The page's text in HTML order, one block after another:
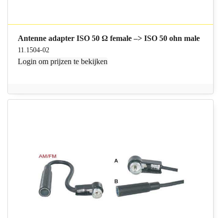
Antenne adapter ISO 50 Ω female –> ISO 50 ohn male
11.1504-02
Login om prijzen te bekijken